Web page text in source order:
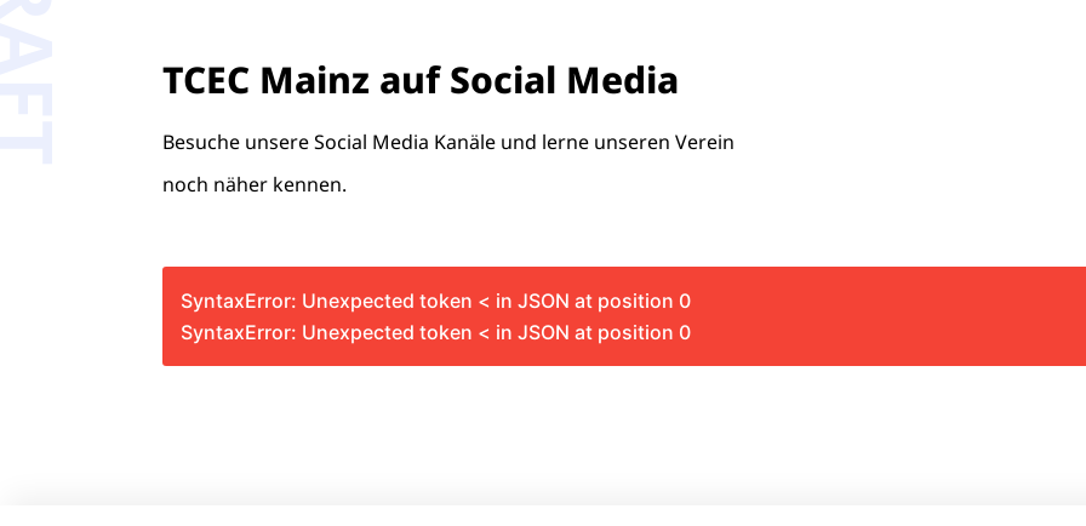
TCEC Mainz auf Social Media
Besuche unsere Social Media Kanäle und lerne unseren Verein
noch näher kennen.
SyntaxError: Unexpected token < in JSON at position 0
SyntaxError: Unexpected token < in JSON at position 0